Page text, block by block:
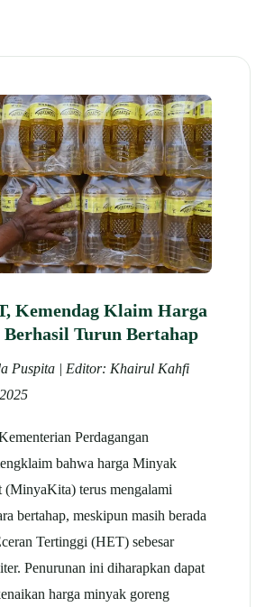
Kemendag Klaim Harga
Turun Bertahap
Puspita | Editor: Khairul Kahfi
Perdagangan
bahwa harga Minyak
(MinyaKita) terus mengalami
bertahap, meskipun masih berada
Tertinggi (HET) sebesar
Penurunan ini diharapkan dapat
harga minyak goreng